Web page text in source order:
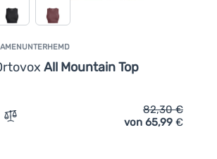
Top' hinzufügen
All Mountain Top
Zum Vergleich 'Damenunterhemd
82,30€
von 65,99 €